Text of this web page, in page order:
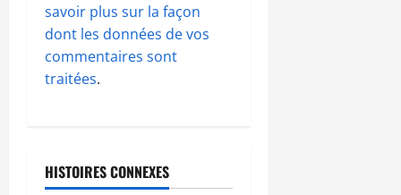
savoir plus sur la façon
dont les données de vos
commentaires sont
traitées.
HISTOIRES CONNEXES